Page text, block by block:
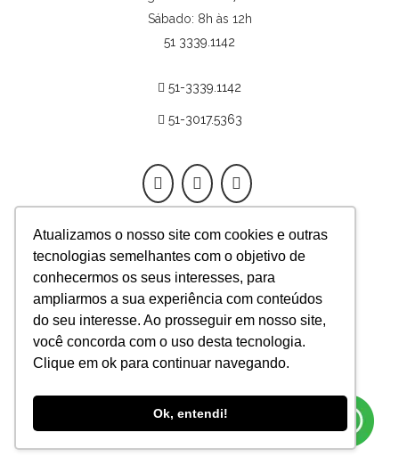
Atualizamos o nosso site com cookies e outras
tecnologias semelhantes com o objetivo de
conhecermos os seus interesses, para
ampliarmos a sua experiência com conteúdos
do seu interesse. Ao prosseguir em nosso site,
você concorda com o uso desta tecnologia.
Clique em ok para continuar navegando.
Ok, entendi!
Sábado: 8h às 12h
51 3339.1142
51-3339.1142
51-3017.5363
App Fertilitat
Responsável técnica médica
Mariangela Badalotti,
diretora – CRM-RS 12757
REPRODUTIVA S/S
CNPJ: 94.307.725/0001-70